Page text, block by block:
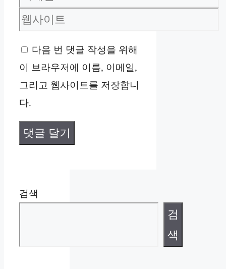
메
일
웹
사
이
트
다음 번 댓글 작성을 위해
이 브라우저에 이름, 이메일,
그리고 웹사이트를 저장합니
다.
검색
검
색